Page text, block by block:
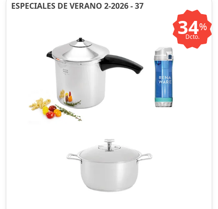
ESPECIALES DE VERANO 2-2026 - 37
34%
Dcto.